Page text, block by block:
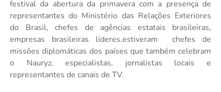
festival da abertura da primavera com a presença de
representantes do Ministério das Relações Exteriores
do Brasil, chefes de agências estatais brasileiras,
empresas brasileiras líderes,estiveram chefes de
missões diplomáticas dos países que também celebram
o Nauryz, especialistas, jornalistas locais e
representantes de canais de TV.